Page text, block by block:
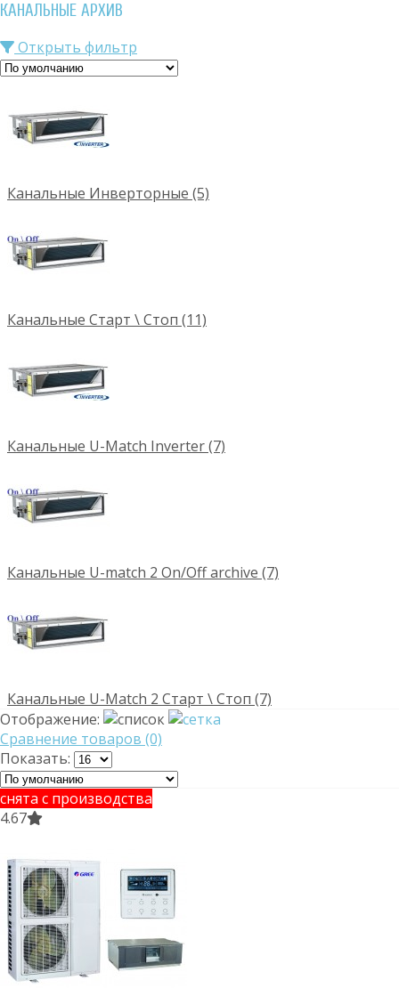
КАНАЛЬНЫЕ АРХИВ
Открыть фильтр
Канальные Инверторные (5)
Канальные Старт \ Стоп (11)
Канальные U-Match Inverter (7)
Канальные U-match 2 On/Off archive (7)
Канальные U-Match 2 Старт \ Стоп (7)
Отображение:
Сравнение товаров (0)
Показать:
снята с производства
4.67